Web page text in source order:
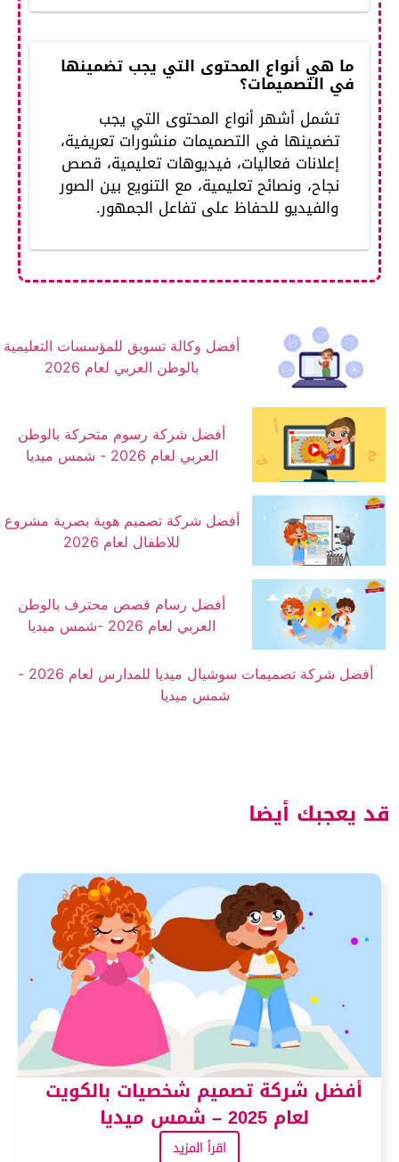
ما هي أنواع المحتوى التي يجب تضمينها
في التصميمات؟
تشمل أشهر أنواع المحتوى التي يجب
تضمينها في التصميمات منشورات تعريفية،
إعلانات فعاليات، فيديوهات تعليمية، قصص
نجاح، ونصائح تعليمية، مع التنويع بين الصور
والفيديو للحفاظ على تفاعل الجمهور.
أفضل وكالة تسويق للمؤسسات التعليمية
بالوطن العربي لعام 2026
أفضل شركة رسوم متحركة بالوطن
العربي لعام 2026 - شمس ميديا
أفضل شركة تصميم هوية بصرية مشروع
للاطفال لعام 2026
أفضل رسام قصص محترف بالوطن
العربي لعام 2026 -شمس ميديا
أفضل شركة تصميمات سوشيال ميديا للمدارس لعام 2026 -
شمس ميديا
يعجبك أيضا
أفضل شركة تصميم شخصيات بالكويت
لعام 2025 – شمس ميديا
اقرأ المزيد